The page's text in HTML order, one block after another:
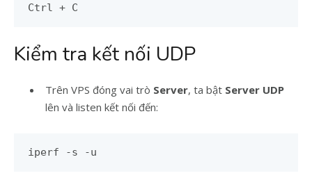
Ctrl + C
Kiểm tra kết nối UDP
Trên VPS đóng vai trò Server, ta bật Server UDP
lên và listen kết nối đến:
iperf -s -u